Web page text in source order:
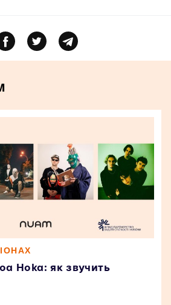
Hoka: як звучить